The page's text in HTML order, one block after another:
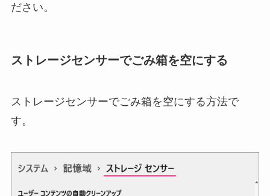
ださい。
ストレージセンサーでごみ箱を空にする
ストレージセンサーでごみ箱を空にする方法で
す。